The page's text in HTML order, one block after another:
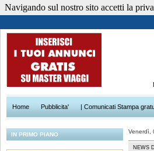
Home Pubblicita' | Comunicati Stampa
IN PRIMO PIANO Venerdì,
NEWS
Navigando sul nostro sito accetti la